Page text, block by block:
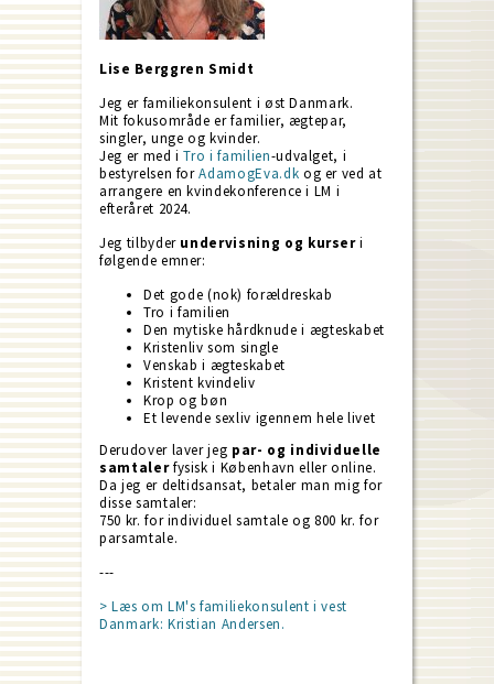
Lise Berggren Smidt
Jeg er familiekonsulent i øst Danmark.
Mit fokusområde er familier, ægtepar,
singler, unge og kvinder.
Jeg er med iTro i familien-udvalget, i
bestyrelsen forAdamogEva.dk og er ved at
arrangere en kvindekonference i LM i
efteråret 2024.
Jeg tilbyder undervisning og kurseri
følgende emner:
Det gode (nok) forældreskab
Tro i familien
Den mytiske hårdknude i ægteskabet
Kristenliv som single
Venskab i ægteskabet
Kristent kvindeliv
Krop og bøn
Et levende sexliv igennem hele livet
Derudover laver jeg par- og individuelle
samtalerfysisk i København eller online.
Da jeg er deltidsansat, betaler man mig for
disse samtaler:
750 kr. for individuel samtale og 800 kr. for
parsamtale.
---
> Læs om LM's familiekonsulent i vest
Danmark: Kristian Andersen.